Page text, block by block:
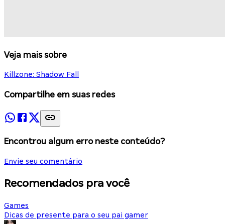
Veja mais sobre
Killzone: Shadow Fall
Compartilhe em suas redes
Encontrou algum erro neste conteúdo?
Envie seu comentário
Recomendados pra você
Games
Dicas de presente para o seu pai gamer